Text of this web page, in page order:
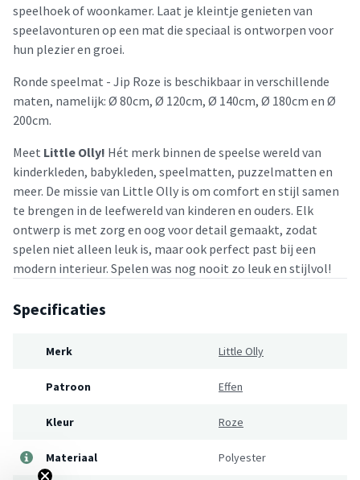
speelhoek of woonkamer. Laat je kleintje genieten van
speelavonturen op een mat die speciaal is ontworpen voor
hun plezier en groei.
Ronde speelmat - Jip Roze is beschikbaar in verschillende
maten, namelijk: Ø 80cm, Ø 120cm, Ø 140cm, Ø 180cm en Ø
200cm.
Meet Little Olly! Hét merk binnen de speelse wereld van
kinderkleden, babykleden, speelmatten, puzzelmatten en
meer. De missie van Little Olly is om comfort en stijl samen
te brengen in de leefwereld van kinderen en ouders. Elk
ontwerp is met zorg en oog voor detail gemaakt, zodat
spelen niet alleen leuk is, maar ook perfect past bij een
modern interieur. Spelen was nog nooit zo leuk en stijlvol!
Specificaties
Merk Little Olly
Patroon Effen
Kleur Roze
Materiaal Polyester